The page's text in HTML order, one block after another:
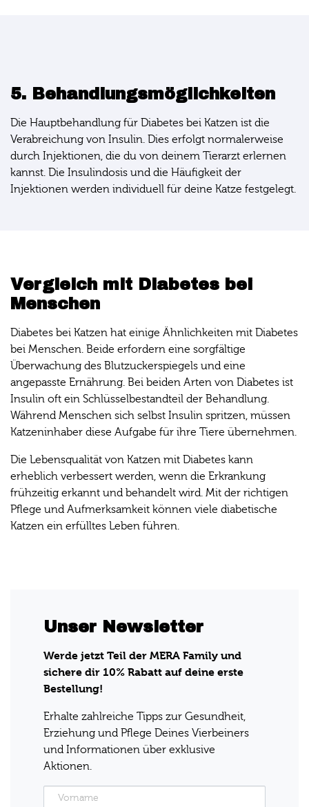
5. Behandlungsmöglichkeiten
Die Hauptbehandlung für Diabetes bei Katzen ist die
Verabreichung von Insulin. Dies erfolgt normalerweise
durch Injektionen, die du von deinem Tierarzt erlernen
kannst. Die Insulindosis und die Häufigkeit der
Injektionen werden individuell für deine Katze festgelegt.
Vergleich mit Diabetes bei
Menschen
Diabetes bei Katzen hat einige Ähnlichkeiten mit Diabetes
bei Menschen. Beide erfordern eine sorgfältige
Überwachung des Blutzuckerspiegels und eine
angepasste Ernährung. Bei beiden Arten von Diabetes ist
Insulin oft ein Schlüsselbestandteil der Behandlung.
Während Menschen sich selbst Insulin spritzen, müssen
Katzeninhaber diese Aufgabe für ihre Tiere übernehmen.
Die Lebensqualität von Katzen mit Diabetes kann
erheblich verbessert werden, wenn die Erkrankung
frühzeitig erkannt und behandelt wird. Mit der richtigen
Pflege und Aufmerksamkeit können viele diabetische
Katzen ein erfülltes Leben führen.
Unser Newsletter
Werde jetzt Teil der MERA Family und
sichere dir 10% Rabatt auf deine erste
Bestellung!
Erhalte zahlreiche Tipps zur Gesundheit,
Erziehung und Pflege Deines Vierbeiners
und Informationen über exklusive
Aktionen.